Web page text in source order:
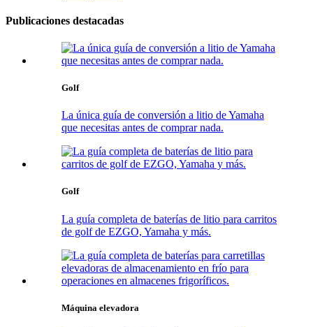
Publicaciones destacadas
Golf
La única guía de conversión a litio de Yamaha
que necesitas antes de comprar nada.
Golf
La guía completa de baterías de litio para carritos
de golf de EZGO, Yamaha y más.
Máquina elevadora